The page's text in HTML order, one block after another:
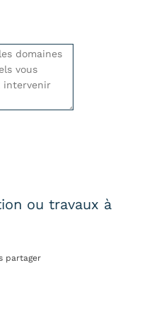
ou travaux à
partager